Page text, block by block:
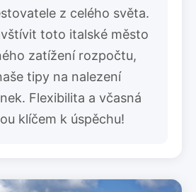
z celého světa.
toto italské město
zatížení rozpočtu,
tipy na nalezení
Flexibilita a včasná
klíčem k úspěchu!